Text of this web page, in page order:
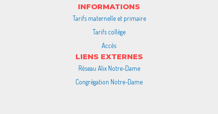
INFORMATIONS
Tarifs maternelle et primaire
Tarifs collège
Accès
LIENS EXTERNES
Réseau Alix Notre-Dame
Congrégation Notre-Dame